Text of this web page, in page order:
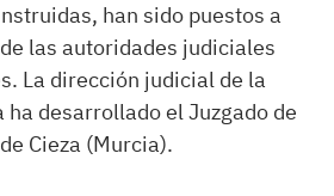
han sido puestos a
las autoridades judiciales
La dirección judicial de la
ha desarrollado el Juzgado de
Cieza (Murcia).